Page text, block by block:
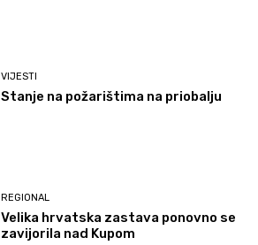
VIJESTI
Stanje na požarištima na priobalju
REGIONAL
Velika hrvatska zastava ponovno se
zavijorila nad Kupom